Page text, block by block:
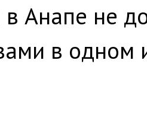
в Анапе не
в одном